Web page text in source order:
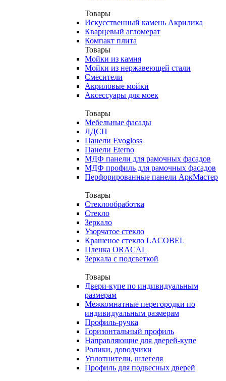
Товары
Искусственный камень Акрилика
Кварцевый агломерат
Компакт плита
Товары
Мойки из камня
Мойки из нержавеющей стали
Смесители
Акриловые мойки
Аксессуары для моек
Товары
Мебельные фасады
ЛДСП
Панели Evogloss
Панели Eterno
МДФ панели для рамочных фасадов
МДФ профиль для рамочных фасадов
Перфорированные панели АркМастер
Товары
Стеклообработка
Стекло
Зеркало
Узорчатое стекло
Крашеное стекло LACOBEL
Пленка ORACAL
Зеркала с подсветкой
Товары
Двери-купе по индивидуальным
размерам
Межкомнатные перегородки по
индивидуальным размерам
Профиль-ручка
Горизонтальный профиль
Направляющие для дверей-купе
Ролики, доводчики
Уплотнители, шлегеля
Профиль для подвесных дверей